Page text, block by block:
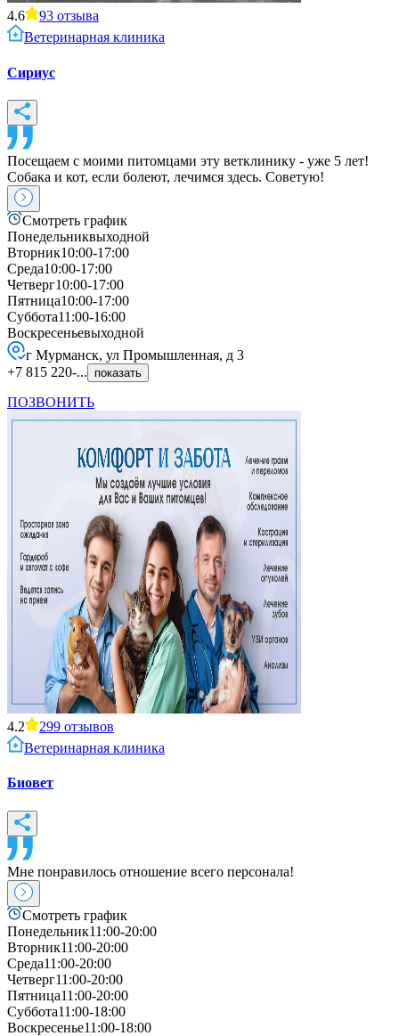
4.6 93 отзыва
Ветеринарная клиника
Сириус
Посещаем с моими питомцами эту ветклинику - уже 5 лет!
Собака и кот, если болеют, лечимся здесь. Советую!
Смотреть график
Понедельниквыходной
Вторник10:00-17:00
Среда10:00-17:00
Четверг10:00-17:00
Пятница10:00-17:00
Суббота11:00-16:00
Воскресеньевыходной
г Мурманск, ул Промышленная, д 3
+7 815 220-...
показать
ПОЗВОНИТЬ
4.2 299 отзывов
Ветеринарная клиника
Биовет
Мне понравилось отношение всего персонала!
Смотреть график
Понедельник11:00-20:00
Вторник11:00-20:00
Среда11:00-20:00
Четверг11:00-20:00
Пятница11:00-20:00
Суббота11:00-18:00
Воскресенье11:00-18:00